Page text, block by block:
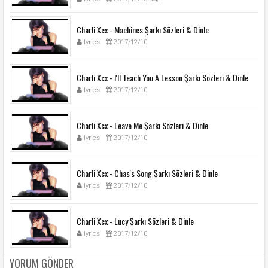
Charli Xcx - Machines Şarkı Sözleri & Dinle
lyrics 2017/12/10
Charli Xcx - I'll Teach You A Lesson Şarkı Sözleri & Dinle
lyrics 2017/12/10
Charli Xcx - Leave Me Şarkı Sözleri & Dinle
lyrics 2017/12/10
Charli Xcx - Chas's Song Şarkı Sözleri & Dinle
lyrics 2017/12/10
Charli Xcx - Lucy Şarkı Sözleri & Dinle
lyrics 2017/12/10
YORUM GÖNDER